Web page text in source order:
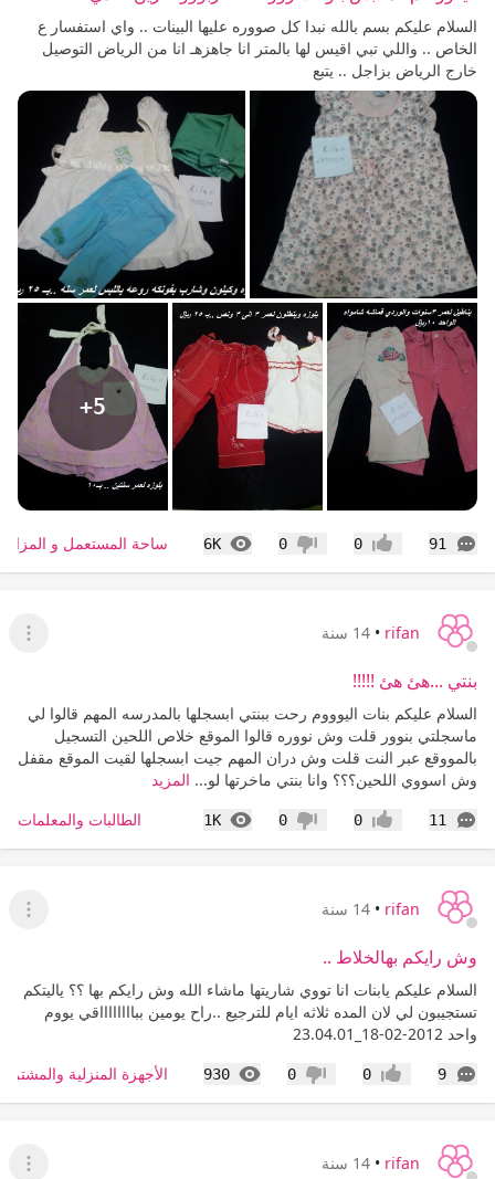
السلام عليكم بسم بالله نبدا كل صووره عليها البينات .. واي استفسار ع
الخاص .. واللي تبي اقيس لها بالمتر انا جاهزهـ انا من الرياض التوصيل
خارج الرياض بزاجل .. يتبع
+5
91
التعليقات إعجاب0 عدم إعجاب
0
6K
المشاهدات ساحة المستعمل و المزاد
rifan
• 14 سنة
عرض
بنتي ...هئ هئ !!!!!
السلام عليكم بنات اليوووم رحت ببنتي ابسجلها بالمدرسه المهم قالوا لي
ماسجلتي بنوور قلت وش نووره قالوا الموقع خلاص اللحين التسجيل
بالمووقع عبر النت قلت وش دران المهم جيت ابسجلها لقيت الموقع مقفل
وش اسووي اللحين؟؟؟ وانا بنتي ماخرتها لو... المزيد
11
التعليقات إعجاب0 عدم إعجاب
0
1K
المشاهدات الطالبات والمعلمات
rifan
• 14 سنة
عرض
وش رايكم بهالخلاط ..
السلام عليكم يابنات انا تووي شاريتها ماشاء الله وش رايكم بها ؟؟ ياليتكم
تستجيبون لي لان المده ثلاثه ايام للترجيع ..راح يومين ببااااااااقي يووم
واحد 2012-02-18_23.04.01
9
التعليقات إعجاب0 عدم إعجاب
0
930
المشاهدات الأجهزة المنزلية
rifan
• 14 سنة